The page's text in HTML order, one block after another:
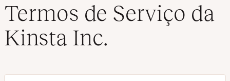
Contato
Termos de Serviço da
Kinsta Inc.